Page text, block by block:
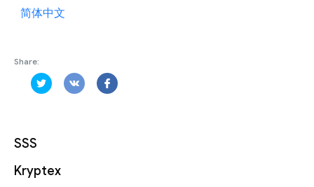
SSS
Kryptex
简体中文
Share: